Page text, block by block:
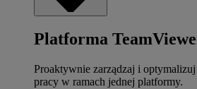
Platforma
Proaktywnie zarządzaj i
pracy w ramach jednej platformy.